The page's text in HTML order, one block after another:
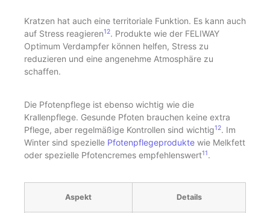
Kratzen hat auch eine territoriale Funktion. Es kann auch
auf Stress reagieren12. Produkte wie der FELIWAY
Optimum Verdampfer können helfen, Stress zu
reduzieren und eine angenehme Atmosphäre zu
schaffen.
Die Pfotenpflege ist ebenso wichtig wie die
Krallenpflege. Gesunde Pfoten brauchen keine extra
Pflege, aber regelmäßige Kontrollen sind wichtig12. Im
Winter sind spezielle Pfotenpflegeprodukte wie Melkfett
oder spezielle Pfotencremes empfehlenswert11.
Aspekt Details